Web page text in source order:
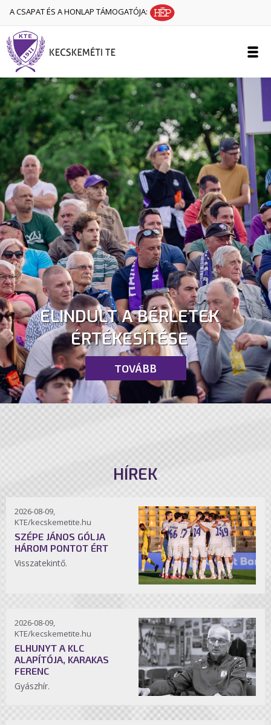
A CSAPAT ÉS A HONLAP TÁMOGATÓJA:
ELINDULT A BÉRLETEK
ÉRTÉKESÍTÉSE
TOVÁBB
HÍREK
2026-08-09,
KTE/kecskemetite.hu
SZÉPE JÁNOS GÓLJA
HÁROM PONTOT ÉRT
Visszatekintő.
2026-08-09,
KTE/kecskemetite.hu
ELHUNYT A KLC
ALAPÍTÓJA, KARAKAS
FERENC
Gyászhír.